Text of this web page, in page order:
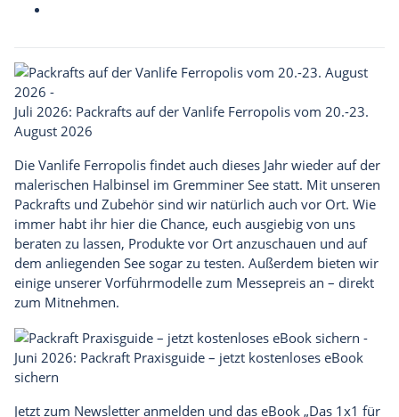
Juli 2026: Packrafts auf der Vanlife Ferropolis vom 20.-23.
August 2026
Die Vanlife Ferropolis findet auch dieses Jahr wieder auf der
malerischen Halbinsel im Gremminer See statt. Mit unseren
Packrafts und Zubehör sind wir natürlich auch vor Ort. Wie
immer habt ihr hier die Chance, euch ausgiebig von uns
beraten zu lassen, Produkte vor Ort anzuschauen und auf
dem anliegenden See sogar zu testen. Außerdem bieten wir
einige unserer Vorführmodelle zum Messepreis an – direkt
zum Mitnehmen.
Juni 2026: Packraft Praxisguide – jetzt kostenloses eBook
sichern
Jetzt zum Newsletter anmelden und das eBook „Das 1x1 für